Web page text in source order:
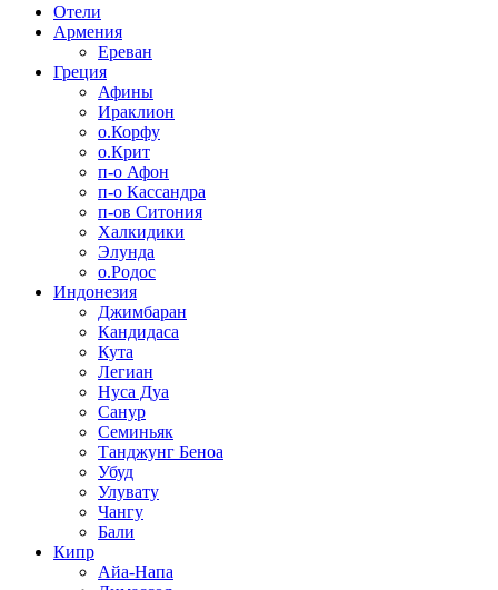
Отели
Армения
Ереван
Греция
Афины
Ираклион
о.Корфу
о.Крит
п-о Афон
п-о Кассандра
п-ов Ситония
Халкидики
Элунда
о.Родос
Индонезия
Джимбаран
Кандидаса
Кута
Легиан
Нуса Дуа
Санур
Семиньяк
Танджунг Беноа
Убуд
Улувату
Чангу
Бали
Кипр
Айа-Напа